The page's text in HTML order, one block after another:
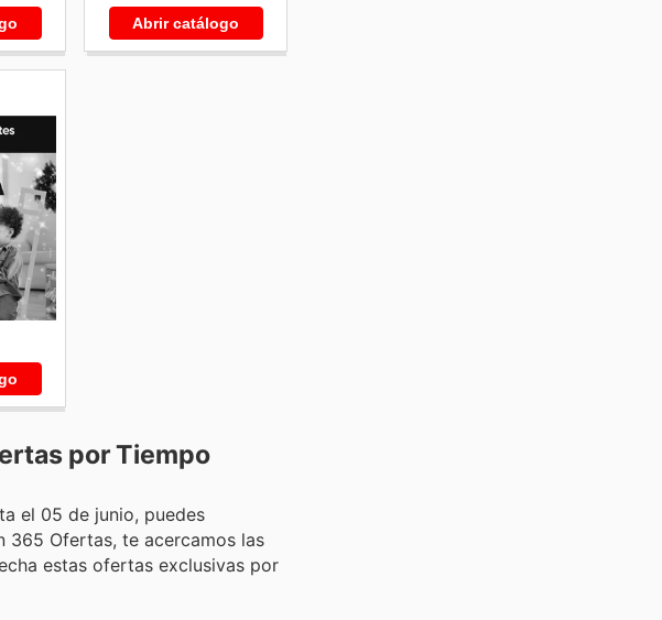
Abrir catálogo
por Tiempo
el 05 de junio, puedes
365 Ofertas, te acercamos las
estas ofertas exclusivas por